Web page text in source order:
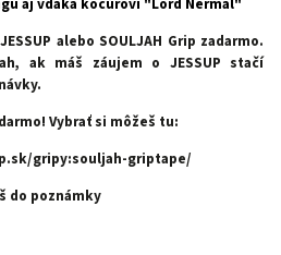
alebo SOULJAH Grip zadarmo.
ak máš záujem o JESSUP stačí
Vybrať si môžeš tu:
gripy:souljah-griptape/
do poznámky